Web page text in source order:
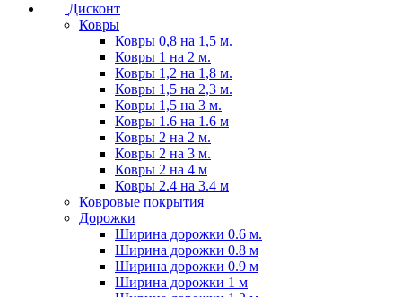
Дисконт
Ковры
Ковры 0,8 на 1,5 м.
Ковры 1 на 2 м.
Ковры 1,2 на 1,8 м.
Ковры 1,5 на 2,3 м.
Ковры 1,5 на 3 м.
Ковры 1.6 на 1.6 м
Ковры 2 на 2 м.
Ковры 2 на 3 м.
Ковры 2 на 4 м
Ковры 2.4 на 3.4 м
Ковровые покрытия
Дорожки
Ширина дорожки 0.6 м.
Ширина дорожки 0.8 м
Ширина дорожки 0.9 м
Ширина дорожки 1 м